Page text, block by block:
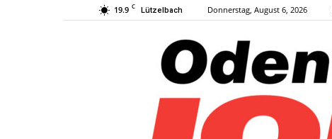
19.9 C Lützelbach Donnerstag, August 6, 2026